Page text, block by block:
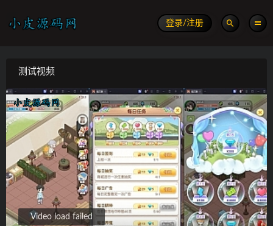
登录/注册
测试视频
Video load failed